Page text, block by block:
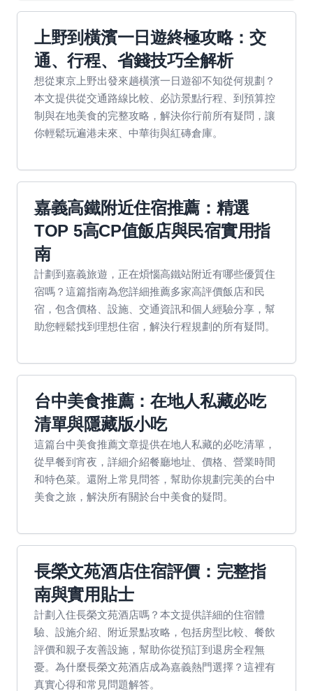
上野到橫濱一日遊終極攻略：交
通、行程、省錢技巧全解析
想從東京上野出發來趟橫濱一日遊卻不知從何規劃？
本文提供從交通路線比較、必訪景點行程、到預算控
制與在地美食的完整攻略，解決你行前所有疑問，讓
你輕鬆玩遍港未來、中華街與紅磚倉庫。
嘉義高鐵附近住宿推薦：精選
TOP 5高CP值飯店與民宿實用指
南
計劃到嘉義旅遊，正在煩惱高鐵站附近有哪些優質住
宿嗎？這篇指南為您詳細推薦多家高評價飯店和民
宿，包含價格、設施、交通資訊和個人經驗分享，幫
助您輕鬆找到理想住宿，解決行程規劃的所有疑問。
台中美食推薦：在地人私藏必吃
清單與隱藏版小吃
這篇台中美食推薦文章提供在地人私藏的必吃清單，
從早餐到宵夜，詳細介紹餐廳地址、價格、營業時間
和特色菜。還附上常見問答，幫助你規劃完美的台中
美食之旅，解決所有關於台中美食的疑問。
長榮文苑酒店住宿評價：完整指
南與實用貼士
計劃入住長榮文苑酒店嗎？本文提供詳細的住宿體
驗、設施介紹、附近景點攻略，包括房型比較、餐飲
評價和親子友善設施，幫助你從預訂到退房全程無
憂。為什麼長榮文苑酒店成為嘉義熱門選擇？這裡有
真實心得和常見問題解答。